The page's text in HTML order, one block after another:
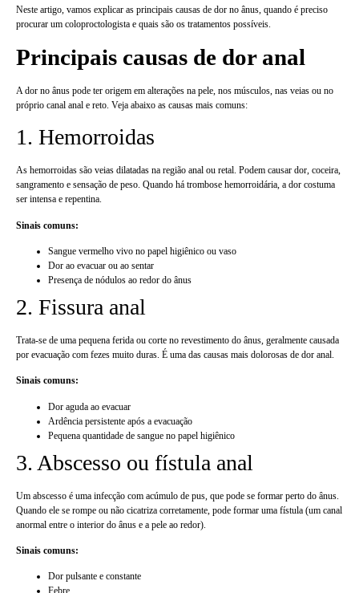
Neste artigo, vamos explicar as principais causas de dor no ânus, quando é preciso
procurar um coloproctologista e quais são os tratamentos possíveis.
Principais causas de dor anal
A dor no ânus pode ter origem em alterações na pele, nos músculos, nas veias ou no
próprio canal anal e reto. Veja abaixo as causas mais comuns:
1. Hemorroidas
As hemorroidas são veias dilatadas na região anal ou retal. Podem causar dor, coceira,
sangramento e sensação de peso. Quando há trombose hemorroidária, a dor costuma
ser intensa e repentina.
Sinais comuns:
Sangue vermelho vivo no papel higiênico ou vaso
Dor ao evacuar ou ao sentar
Presença de nódulos ao redor do ânus
2. Fissura anal
Trata-se de uma pequena ferida ou corte no revestimento do ânus, geralmente causada
por evacuação com fezes muito duras. É uma das causas mais dolorosas de dor anal.
Sinais comuns:
Dor aguda ao evacuar
Ardência persistente após a evacuação
Pequena quantidade de sangue no papel higiênico
3. Abscesso ou fístula anal
Um abscesso é uma infecção com acúmulo de pus, que pode se formar perto do ânus.
Quando ele se rompe ou não cicatriza corretamente, pode formar uma fístula (um canal
anormal entre o interior do ânus e a pele ao redor).
Sinais comuns:
Dor pulsante e constante